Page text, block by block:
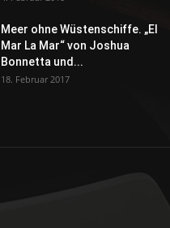
Meer ohne Wüstenschiffe. „El
Mar La Mar“ von Joshua
Bonnetta und...
18. Februar 2017